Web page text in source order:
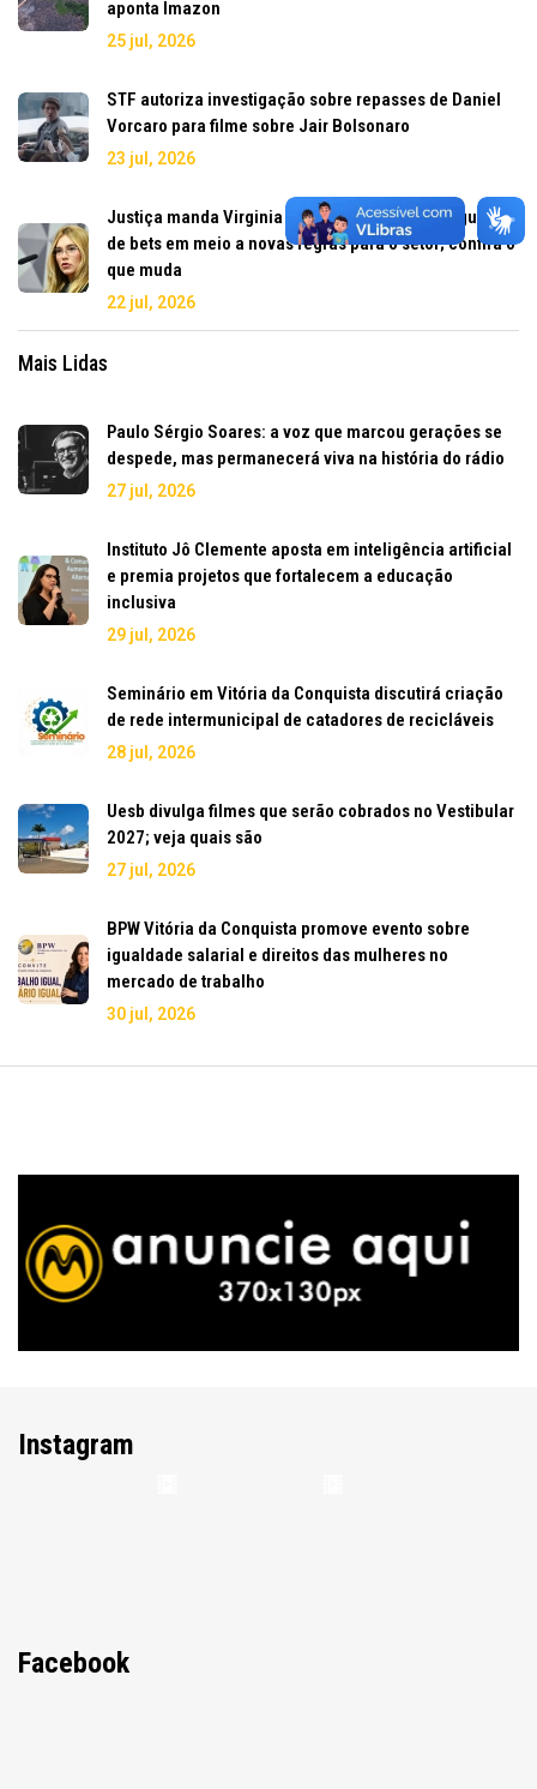
aponta Imazon
25 jul, 2026
STF autoriza investigação sobre repasses de Daniel
Vorcaro para filme sobre Jair Bolsonaro
23 jul, 2026
Justiça manda Virginia retirar publicidade irregular
de bets em meio a novas regras para o setor; confira o
que muda
22 jul, 2026
Mais Lidas
Paulo Sérgio Soares: a voz que marcou gerações se
despede, mas permanecerá viva na história do rádio
27 jul, 2026
Instituto Jô Clemente aposta em inteligência artificial
e premia projetos que fortalecem a educação
inclusiva
29 jul, 2026
Seminário em Vitória da Conquista discutirá criação
de rede intermunicipal de catadores de recicláveis
28 jul, 2026
Uesb divulga filmes que serão cobrados no Vestibular
2027; veja quais são
27 jul, 2026
BPW Vitória da Conquista promove evento sobre
igualdade salarial e direitos das mulheres no
mercado de trabalho
30 jul, 2026
Instagram
Facebook